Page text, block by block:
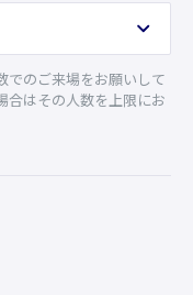
のご来場をお願いして
合はその人数を上限にお